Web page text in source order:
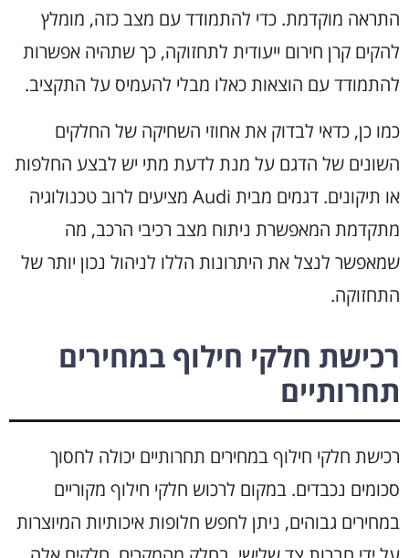
התראה מוקדמת. כדי להתמודד עם מצב כזה, מומלץ
להקים קרן חירום ייעודית לתחזוקה, כך שתהיה אפשרות
להתמודד עם הוצאות כאלו מבלי להעמיס על התקציב.
כמו כן, כדאי לבדוק את אחוזי השחיקה של החלקים
השונים של הדגם על מנת לדעת מתי יש לבצע החלפות
או תיקונים. דגמים מבית Audi מציעים לרוב טכנולוגיה
מתקדמת המאפשרת ניתוח מצב רכיבי הרכב, מה
שמאפשר לנצל את היתרונות הללו לניהול נכון יותר של
התחזוקה.
רכישת חלקי חילוף במחירים
תחרותיים
רכישת חלקי חילוף במחירים תחרותיים יכולה לחסוך
סכומים נכבדים. במקום לרכוש חלקי חילוף מקוריים
במחירים גבוהים, ניתן לחפש חלופות איכותיות המיוצרות